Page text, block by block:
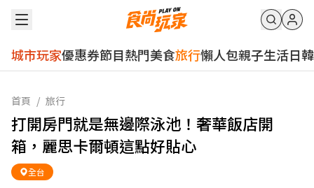
城市玩家優惠券節目熱門美食旅行懶人包親子生活日韓
首頁 / 旅行
打開房門就是無邊際泳池！奢華飯店開
箱，麗思卡爾頓這點好貼心
全台